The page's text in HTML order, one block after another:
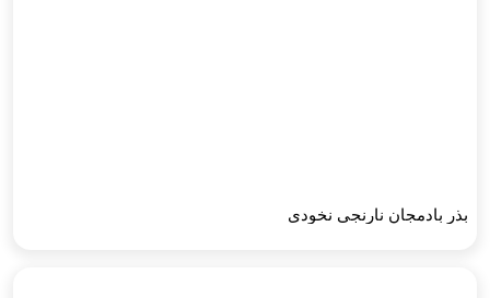
بذر بادمجان نارنجی نخودی